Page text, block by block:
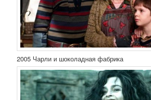
2005 Чарли и шоколадная фабрика